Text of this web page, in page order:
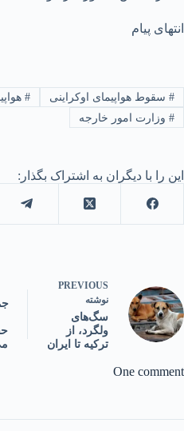
انتهای پیام
#سقوط هواپیمای اوکراینی #
#وزارت امور خارجه
این را با دیگران به اشتراک بگذار:
PREVIOUS
نوشته
سگ‌های
ولگرد، از
ترکیه تا ایران
One comment